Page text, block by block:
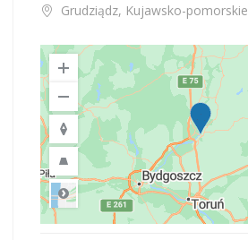
Grudziądz, Kujawsko-pomorskie
Road